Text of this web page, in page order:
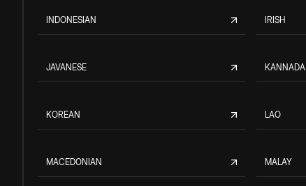
INDONESIAN IRISH
JAVANESE KANNADA
KOREAN LAO
MACEDONIAN MALAY